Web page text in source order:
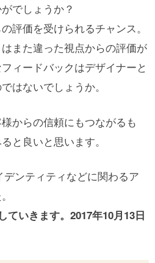
でしょうか？
評価を受けられるチャンス。
また違った視点からの評価が
ィードバックはデザイナーと
はないでしょうか。
からの信頼にもつながるも
と良いと思います。
ンティティなどに関わるア
ていきます。2017年10月13日